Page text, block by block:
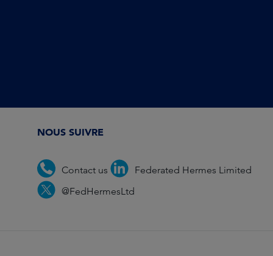
NOUS SUIVRE
Contact us
Federated Hermes Limited
@FedHermesLtd